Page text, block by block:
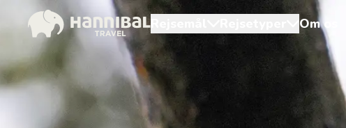
Om os